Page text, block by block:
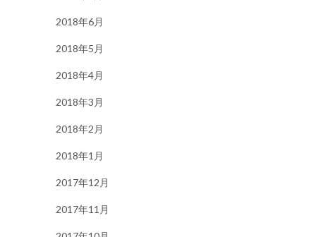
2018年6月
2018年5月
2018年4月
2018年3月
2018年2月
2018年1月
2017年12月
2017年11月